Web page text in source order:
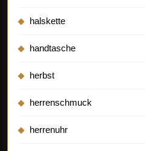
halskette
handtasche
herbst
herrenschmuck
herrenuhr